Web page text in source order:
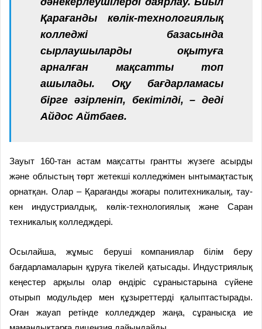
Қарағанды көлік-технологиялық
колледжі базасында
сырлаушыларды оқытуға
арналған мақсатты топ
ашылады. Оқу бағдарламасы
бірге әзірленіп, бекітілді, – деді
Айдос Айтбаев.
Зауыт 160-тан астам мақсатты грантты жүзеге асырды
және облыстың төрт жетекші колледжімен ынтымақтастық
орнатқан. Олар – Қарағанды жоғары политехникалық, тау-
кен индустриалдық, көлік-технологиялық және Саран
техникалық колледждері.
Осылайша, жұмыс беруші компаниялар білім беру
бағдарламаларын құруға тікелей қатысады. Индустриялық
кеңестер арқылы олар өндіріс сұраныстарына сүйене
отырып модульдер мен құзыреттерді қалыптастырады.
Оған жауап ретінде колледждер жаңа, сұранысқа ие